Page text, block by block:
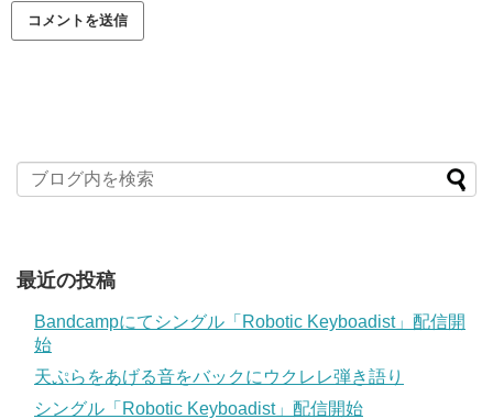
最近の投稿
Bandcampにてシングル「Robotic Keyboadist」配信開
始
天ぷらをあげる音をバックにウクレレ弾き語り
シングル「Robotic Keyboadist」配信開始